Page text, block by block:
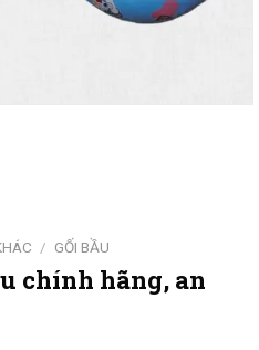
/ GỐI BẦU
chính hãng, an